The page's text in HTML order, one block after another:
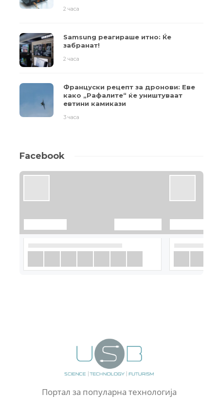
2 часа
Samsung реагираше итно: Ќе
забранат!
2 часа
Француски рецепт за дронови: Еве
како „Рафалите“ ќе уништуваат
евтини камикази
3 часа
Facebook
Портал за популарна технологија